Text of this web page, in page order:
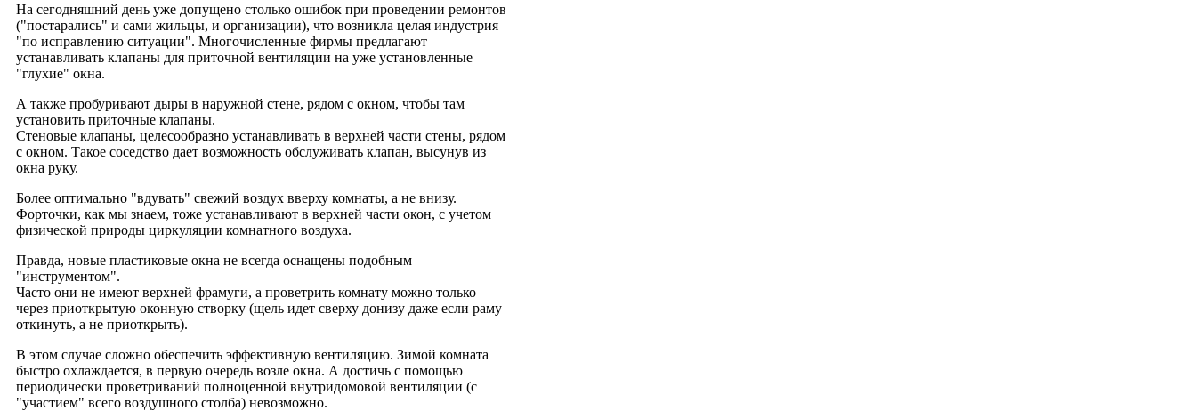
На сегодняшний день уже допущено столько ошибок при проведении ремонтов
("постарались" и сами жильцы, и организации), что возникла целая индустрия
"по исправлению ситуации". Многочисленные фирмы предлагают
устанавливать клапаны для приточной вентиляции на уже установленные
"глухие" окна.
А также пробуривают дыры в наружной стене, рядом с окном, чтобы там
установить приточные клапаны.
Стеновые клапаны, целесообразно устанавливать в верхней части стены, рядом
с окном. Такое соседство дает возможность обслуживать клапан, высунув из
окна руку.
Более оптимально "вдувать" свежий воздух вверху комнаты, а не внизу.
Форточки, как мы знаем, тоже устанавливают в верхней части окон, с учетом
физической природы циркуляции комнатного воздуха.
Правда, новые пластиковые окна не всегда оснащены подобным
"инструментом".
Часто они не имеют верхней фрамуги, а проветрить комнату можно только
через приоткрытую оконную створку (щель идет сверху донизу даже если раму
откинуть, а не приоткрыть).
В этом случае сложно обеспечить эффективную вентиляцию. Зимой комната
быстро охлаждается, в первую очередь возле окна. А достичь с помощью
периодически проветриваний полноценной внутридомовой вентиляции (с
"участием" всего воздушного столба) невозможно.